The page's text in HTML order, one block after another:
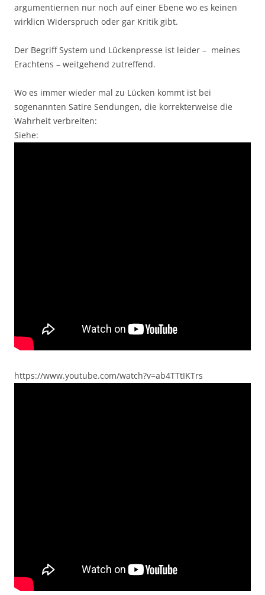
argumentiernen nur noch auf einer Ebene wo es keinen
wirklicn Widerspruch oder gar Kritik gibt.
Der Begriff System und Lückenpresse ist leider – meines
Erachtens – weitgehend zutreffend.
Wo es immer wieder mal zu Lücken kommt ist bei
sogenannten Satire Sendungen, die korrekterweise die
Wahrheit verbreiten:
Siehe:
https://www.youtube.com/watch?v=ab4TTtIKTrs